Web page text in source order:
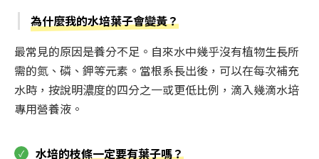
為什麼我的水培葉子會變黃？
最常見的原因是養分不足。自來水中幾乎沒有植物生長所
需的氮、磷、鉀等元素。當根系長出後，可以在每次補充
水時，按說明濃度的四分之一或更低比例，滴入幾滴水培
專用營養液。
水培的枝條一定要有葉子嗎？